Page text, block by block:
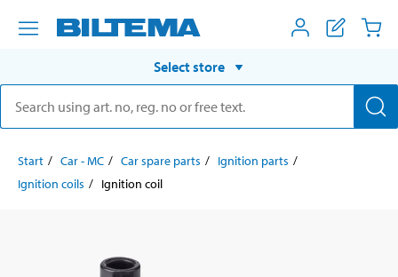
Select store
Start Car - MC Car spare parts
Ignition parts
Ignition coils
Ignition coil